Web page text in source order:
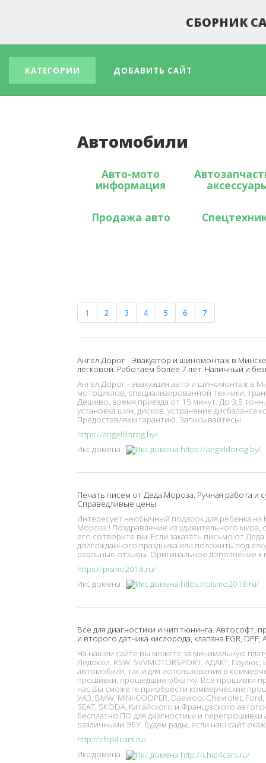
СБОРНИК
КАТЕГОРИИ ДОБАВИТЬ САЙТ
Автомобили
Авто-мото
информация
Продажа авто
1 2 3 4 5 6 7
Ангел Дорог - Эвакуатор и шиномонтаж в
легковой. Работаем более 7 лет. Наличный и
Ангел Дорог - эвакуация авто и шиномонтаж в
мотоциклов, специализированной техники,
Дешево. время приезда от 15 минут. До 3,5
установка шин, дисков, устранение
Предоставляем гарантию. Записывайтесь!
https://angeldorog.by/
Икс домена :
Печать писем от Деда Мороза. Ручная работа и
Справедливые цены
Интересует необычный подарок для ребенка
Мороза.! Поздравление из удивительного мира,
его сотворите вы. Если заказать письмо от
долгожданного праздника или положить под
реальные отзывы. Оригинальное дополнение к
https://pismo2018.ru/
Икс домена :
Все для диагностики и чип тюнинга. Автософт,
и второго датчика кислорода, клапана EGR,
На нашем сайте вы можете за минимальную
Ледокол, RSW, SVVMOTORSPORT, АДАКТ,
автомобиля, так и для использования в
прошивки, прошедшие обкатку. Все прошивки
нас Вы сможете приобрести коммерческие
УАЗ, BMW, MINI-COOPER, Daewoo, Chevrolet, Ford,
SEAT, SKODA, Китайского и Французского
бесплатно ПО для диагностики и
различными ЭБУ. Будем рады, если наш сайт
http://chip4cars.ru/
Икс домена :